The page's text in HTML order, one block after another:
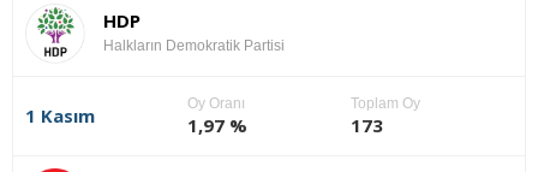
HDP
Halkların Demokratik Partisi
1 Kasım
Oy Oranı
1,97 %
Toplam Oy
173